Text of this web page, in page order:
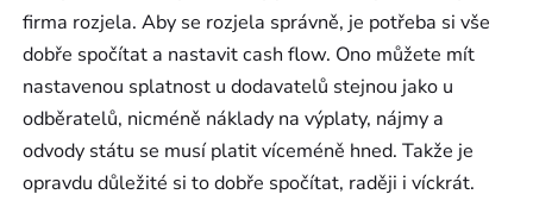
firma rozjela. Aby se rozjela správně, je potřeba si vše
dobře spočítat a nastavit cash flow. Ono můžete mít
nastavenou splatnost u dodavatelů stejnou jako u
odběratelů, nicméně náklady na výplaty, nájmy a
odvody státu se musí platit víceméně hned. Takže je
opravdu důležité si to dobře spočítat, raději i víckrát.